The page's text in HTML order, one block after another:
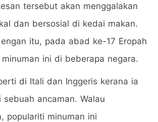
tersebut akan menggalakan
dan bersosial di kedai makan.
itu, pada abad ke-17 Eropah
ini di beberapa negara.
di Itali dan Inggeris kerana ia
ancaman. Walau
populariti minuman ini